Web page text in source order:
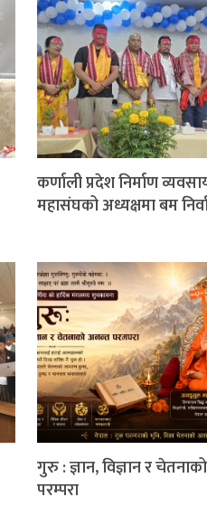
कर्णाली प्रदेश निर्माण
महासंघको अध्यक्षमा बम
गुरु : ज्ञान, विज्ञान र
परम्परा